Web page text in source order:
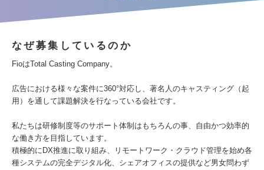
なぜ募集しているのか
FioはTotal Casting Company。
広告における様々な案件に360°対応し、著名人のキャスティング（起
用）を通して課題解決を行なっている会社です。
私たちは研修制度等のサポート体制はもちろんの事、自由かつ効率的
な働き方を目指しています。
積極的にDX推進に取り組み、リモートワーク・クラウド管理を始め各
種システムの完全デジタル化、シェアオフィスの提供など男女問わず